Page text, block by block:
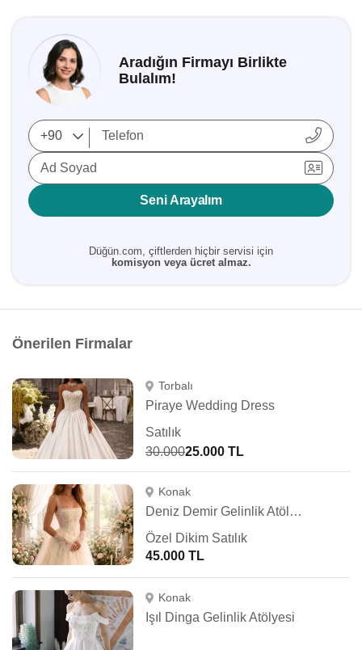
Aradığın Firmayı Birlikte
Bulalım!
Ad Soyad
Seni Arayalım
Düğün.com, çiftlerden hiçbir servisi için
komisyon veya ücret almaz.
Önerilen Firmalar
Torbalı
Piraye Wedding Dress
Satılık
30.00025.000 TL
Konak
Deniz Demir Gelinlik Atölyesi
Özel Dikim Satılık
45.000 TL
Konak
Işıl Dinga Gelinlik Atölyesi